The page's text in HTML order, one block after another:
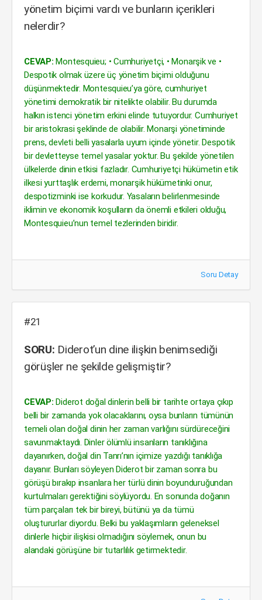
yönetim biçimi vardı ve bunların içerikleri
nelerdir?
CEVAP: Montesquieu; • Cumhuriyetçi, • Monarşik ve •
Despotik olmak üzere üç yönetim biçimi olduğunu
düşünmektedir. Montesquieu’ya göre, cumhuriyet
yönetimi demokratik bir nitelikte olabilir. Bu durumda
halkın istenci yönetim erkini elinde tutuyordur. Cumhuriyet
bir aristokrasi şeklinde de olabilir. Monarşi yönetiminde
prens, devleti belli yasalarla uyum içinde yönetir. Despotik
bir devletteyse temel yasalar yoktur. Bu şekilde yönetilen
ülkelerde dinin etkisi fazladır. Cumhuriyetçi hükümetin etik
ilkesi yurttaşlık erdemi, monarşik hükümetinki onur,
despotizminki ise korkudur. Yasaların belirlenmesinde
iklimin ve ekonomik koşulların da önemli etkileri olduğu,
Montesquieu’nun temel tezlerinden biridir.
Soru Detay
#21
SORU: Diderot’un dine ilişkin benimsediği
görüşler ne şekilde gelişmiştir?
CEVAP: Diderot doğal dinlerin belli bir tarihte ortaya çıkıp
belli bir zamanda yok olacaklarını, oysa bunların tümünün
temeli olan doğal dinin her zaman varlığını sürdüreceğini
savunmaktaydı. Dinler ölümlü insanların tanıklığına
dayanırken, doğal din Tanrı’nın içimize yazdığı tanıklığa
dayanır. Bunları söyleyen Diderot bir zaman sonra bu
görüşü bırakıp insanlara her türlü dinin boyunduruğundan
kurtulmaları gerektiğini söylüyordu. En sonunda doğanın
tüm parçaları tek bir bireyi, bütünü ya da tümü
oluştururlar diyordu. Belki bu yaklaşımların geleneksel
dinlerle hiçbir ilişkisi olmadığını söylemek, onun bu
alandaki görüşüne bir tutarlılık getirmektedir.